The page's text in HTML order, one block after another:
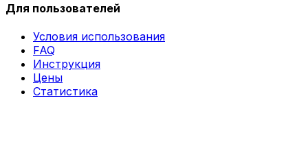
Для пользователей
Условия использования
FAQ
Инструкция
Цены
Статистика